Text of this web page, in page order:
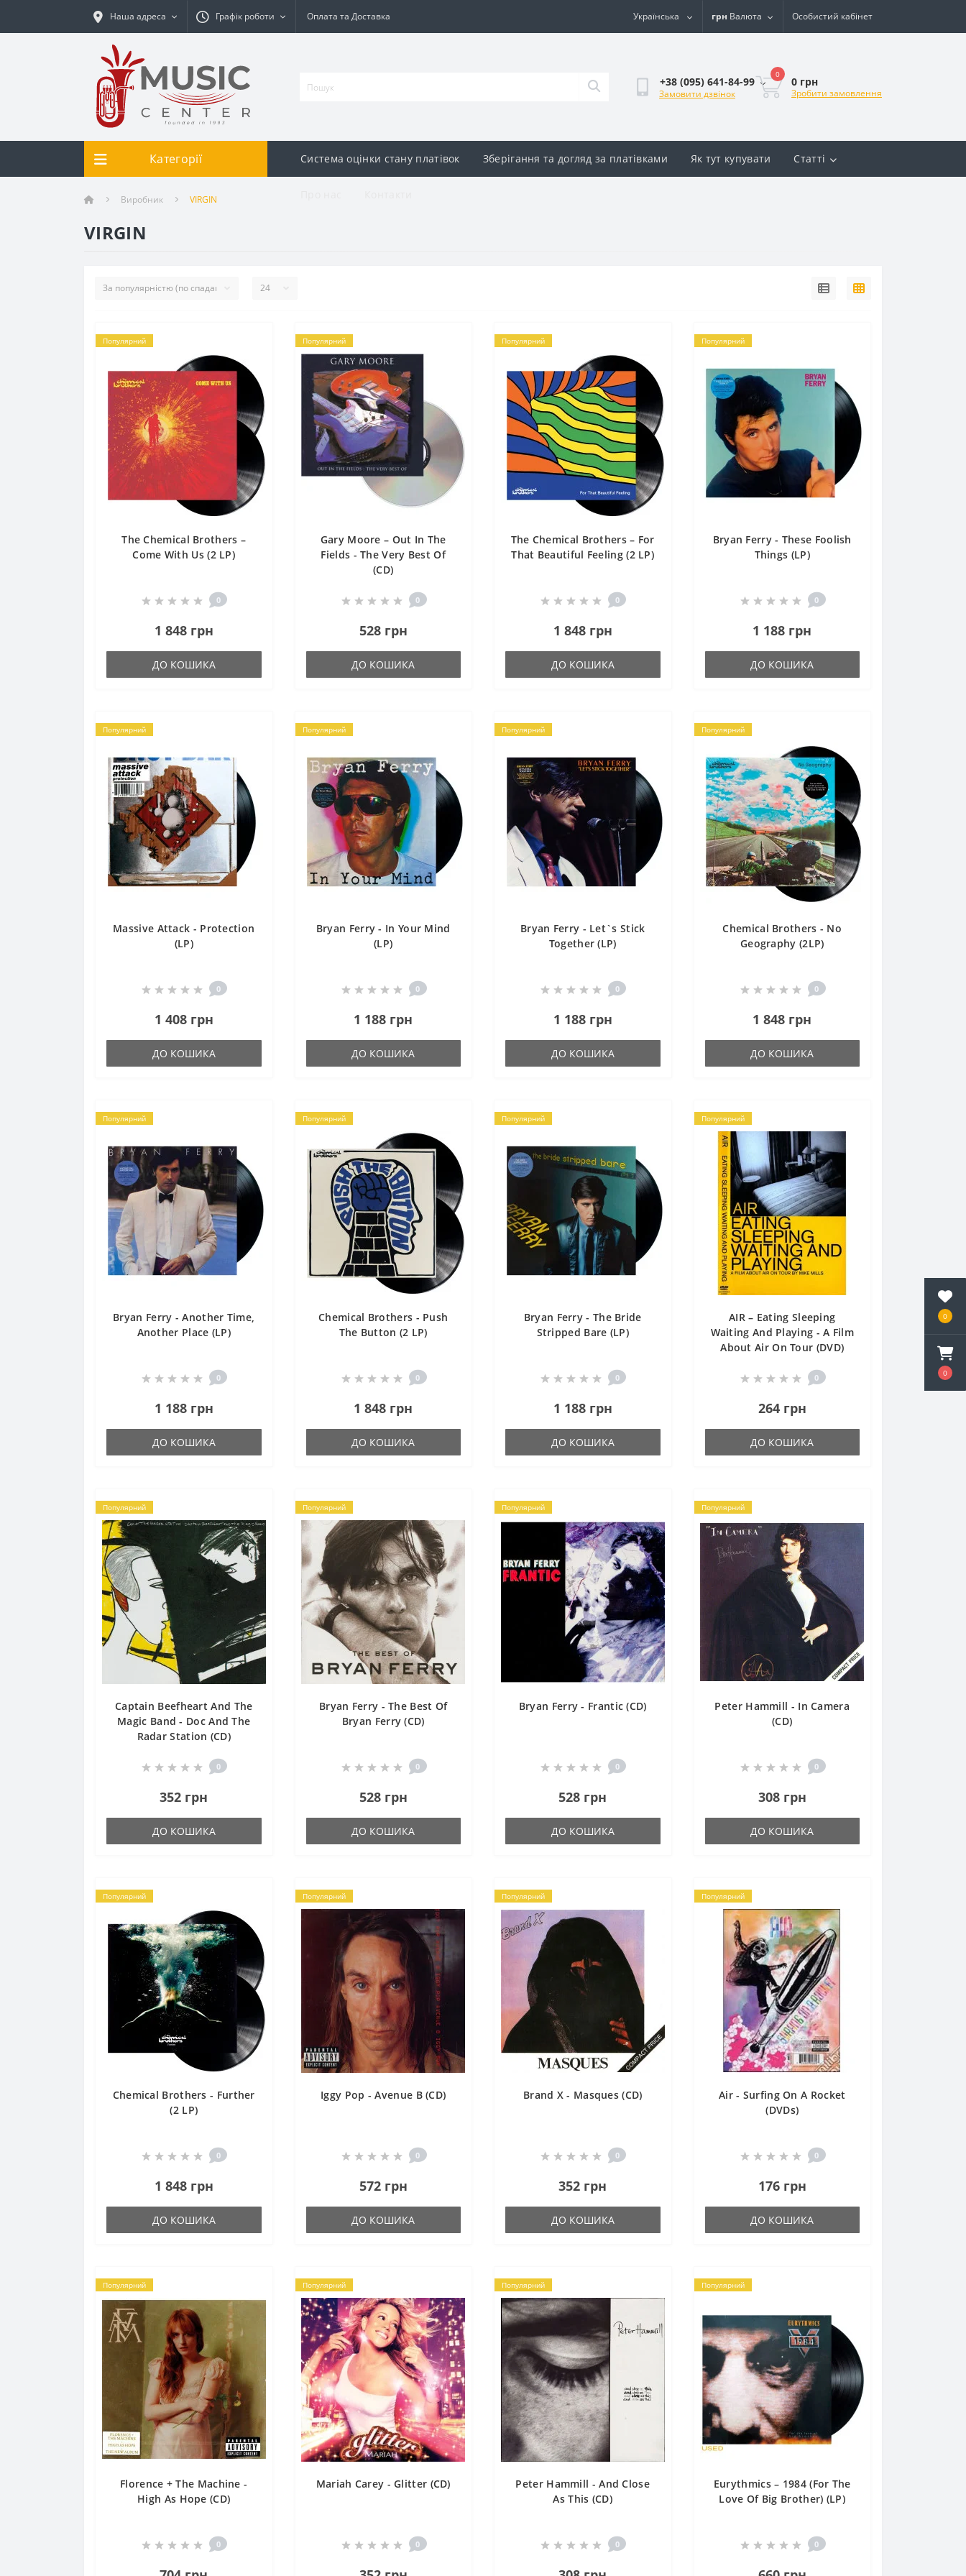
0
0
Наша адреса Графік роботи Оплата та Доставка Українська грн Валюта Особистий кабінет
+38 (095) 641-84-99
Замовити дзвінок
0
0 грн
Зробити замовлення
Категорії Система оцінки стану платівок Зберігання та догляд за платівками Як тут купувати Статті
Виробник VIRGIN
VIRGIN
Популярний
The Chemical Brothers –
Come With Us (2 LP)
0
1 848 грн
ДО КОШИКА
Популярний
Gary Moore – Out In The
Fields - The Very Best Of
(CD)
0
528 грн
ДО КОШИКА
Популярний
The Chemical Brothers – For
That Beautiful Feeling (2 LP)
0
1 848 грн
ДО КОШИКА
Популярний
Bryan Ferry - These Foolish
Things (LP)
0
1 188 грн
ДО КОШИКА
Популярний
Massive Attack - Protection
(LP)
0
1 408 грн
ДО КОШИКА
Популярний
Bryan Ferry - In Your Mind
(LP)
0
1 188 грн
ДО КОШИКА
Популярний
Bryan Ferry - Let`s Stick
Together (LP)
0
1 188 грн
ДО КОШИКА
Популярний
Chemical Brothers - No
Geography (2LP)
0
1 848 грн
ДО КОШИКА
Популярний
Bryan Ferry - Another Time,
Another Place (LP)
0
1 188 грн
ДО КОШИКА
Популярний
Chemical Brothers - Push
The Button (2 LP)
0
1 848 грн
ДО КОШИКА
Популярний
Bryan Ferry - The Bride
Stripped Bare (LP)
0
1 188 грн
ДО КОШИКА
Популярний
AIR – Eating Sleeping
Waiting And Playing - A Film
About Air On Tour (DVD)
0
264 грн
ДО КОШИКА
Популярний
Captain Beefheart And The
Magic Band - Doc And The
Radar Station (CD)
0
352 грн
ДО КОШИКА
Популярний
Bryan Ferry - The Best Of
Bryan Ferry (CD)
0
528 грн
ДО КОШИКА
Популярний
Bryan Ferry - Frantic (CD)
0
528 грн
ДО КОШИКА
Популярний
Peter Hammill - In Camera
(CD)
0
308 грн
ДО КОШИКА
Популярний
Chemical Brothers - Further
(2 LP)
0
1 848 грн
ДО КОШИКА
Популярний
Iggy Pop - Avenue B (CD)
0
572 грн
ДО КОШИКА
Популярний
Brand X - Masques (CD)
0
352 грн
ДО КОШИКА
Популярний
Air - Surfing On A Rocket
(DVDs)
0
176 грн
ДО КОШИКА
Популярний
Florence + The Machine -
High As Hope (CD)
0
Популярний
Mariah Carey - Glitter (CD)
0
Популярний
Peter Hammill - And Close
As This (CD)
0
Популярний
Eurythmics – 1984 (For The
Love Of Big Brother) (LP)
0